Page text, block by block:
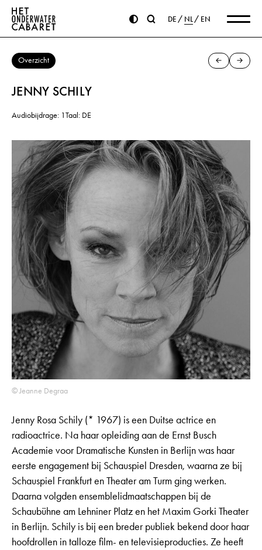
DE NL EN
Overzicht
JENNY SCHILY
Audiobijdrage: 1Taal: DE
© Jeanne Degraa
Jenny Rosa Schily (* 1967) is een Duitse actrice en
radioactrice. Na haar opleiding aan de Ernst Busch
Academie voor Dramatische Kunsten in Berlijn was haar
eerste engagement bij Schauspiel Dresden, waarna ze bij
Schauspiel Frankfurt en Theater am Turm ging werken.
Daarna volgden ensemblelidmaatschappen bij de
Schaubühne am Lehniner Platz en het Maxim Gorki Theater
in Berlijn. Schily is bij een breder publiek bekend door haar
hoofdrollen in talloze film- en televisieproducties. Ze heeft